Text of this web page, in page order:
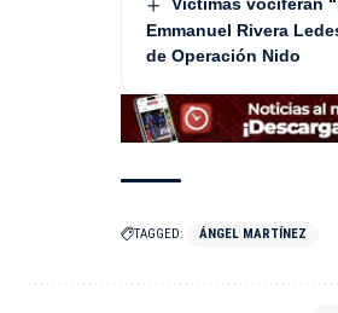
Víctimas vociferan
Emmanuel Rivera
de Operación Nido
TAGGED: ÁNGEL MARTÍNEZ